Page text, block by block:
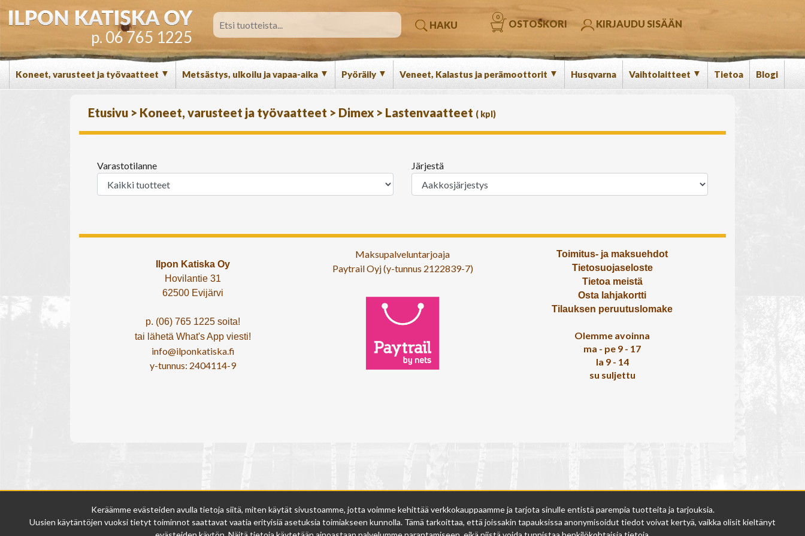
p. 06 765 1225
HAKU OSTOSKORI
0
KIRJAUDU SISÄÄN
Koneet, varusteet ja työvaatteet ▼ Metsästys, ulkoilu ja vapaa-aika ▼ Pyöräily ▼ Veneet, Kalastus ja perämoottorit ▼ Husqvarna Vaihtolaitteet ▼ Tietoa Blogi
Etusivu > Koneet, varusteet ja työvaatteet > Dimex > Lastenvaatteet ( kpl)
Varastotilanne Järjestä
Ilpon Katiska Oy
Hovilantie 31
62500 Evijärvi
p. (06) 765 1225 soita!
tai lähetä What's App viesti!
info@ilponkatiska.fi
y-tunnus: 2404114-9
Maksupalveluntarjoaja
Paytrail Oyj (y-tunnus 2122839-7)
Toimitus- ja maksuehdot
Tietosuojaseloste
Tietoa meistä
Osta lahjakortti
Tilauksen peruutuslomake
Olemme avoinna
ma - pe 9 - 17
la 9 - 14
su suljettu
Keräämme evästeiden avulla tietoja siitä, miten käytät sivustoamme, jotta voimme kehittää verkkokauppaamme ja tarjota sinulle entistä parempia tuotteita ja tarjouksia.
Uusien käytäntöjen vuoksi tietyt toiminnot saattavat vaatia erityisiä asetuksia toimiakseen kunnolla. Tämä tarkoittaa, että joissakin tapauksissa anonymisoidut tiedot voivat kertyä, vaikka olisit kieltänyt